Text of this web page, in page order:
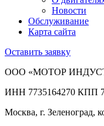
Новости
Обслуживание
Карта сайта
Оставить заявку
ООО «МОТОР
ИНН 7735164270 КПП
Москва, г. Зеленоград,